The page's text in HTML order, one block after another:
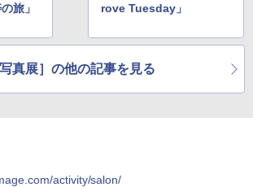
旅」
rove Tuesday」
写真展］の他の記事を見る
activity/salon/